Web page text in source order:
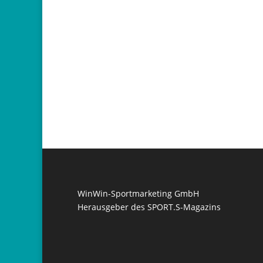
WinWin-Sportmarketing GmbH
Herausgeber des SPORT.S-Magazins